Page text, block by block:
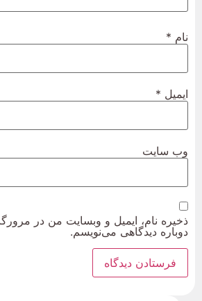
نام *
ایمیل *
وب‌ سایت
ذخیره نام، ایمیل و وبسایت من در
دوباره دیدگاهی می‌نویسم.